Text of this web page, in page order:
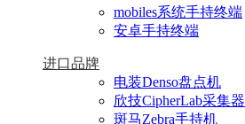
mobiles系统手持终端
安卓手持终端
进口品牌
电装Denso盘点机
欣技CipherLab采集器
斑马Zebra手持机